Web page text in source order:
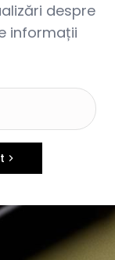
despre
informații